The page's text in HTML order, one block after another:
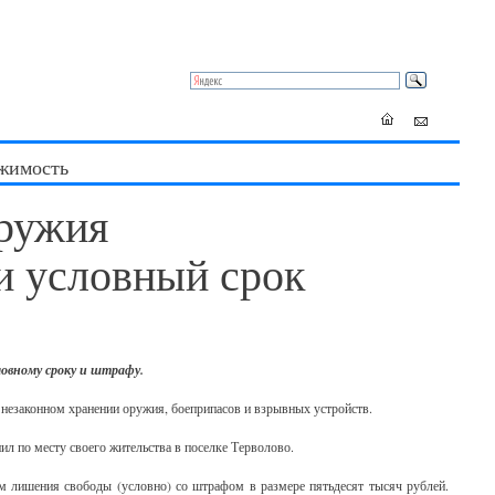
условный срок
сроку и штрафу.
хранении оружия, боеприпасов и взрывных устройств.
по месту своего жительства в поселке Терволово.
свободы (условно) со штрафом в размере пятьдесят тысяч рублей.